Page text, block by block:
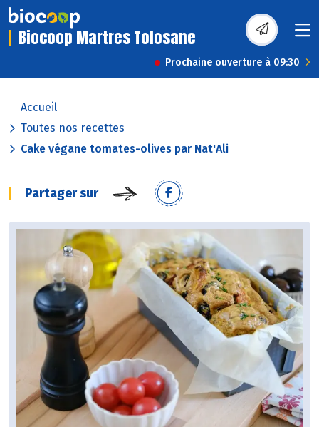
Biocoop Martres Tolosane
Prochaine ouverture à 09:30
Accueil
Toutes nos recettes
Cake végane tomates-olives par Nat'Ali
Partager sur